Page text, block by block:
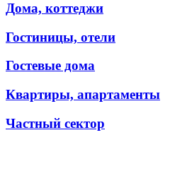
Дома, коттеджи
Гостиницы, отели
Гостевые дома
Квартиры, апартаменты
Частный сектор